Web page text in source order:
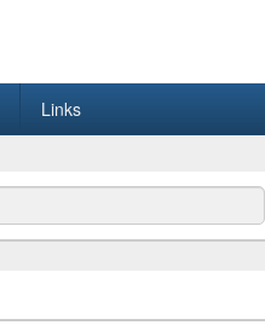
Links